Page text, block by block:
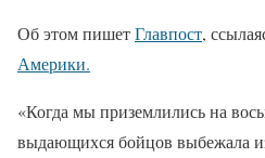
Об этом пишетГлавпост,
Америки.
«Когда мы приземлились на
выдающихся бойцов выбежала